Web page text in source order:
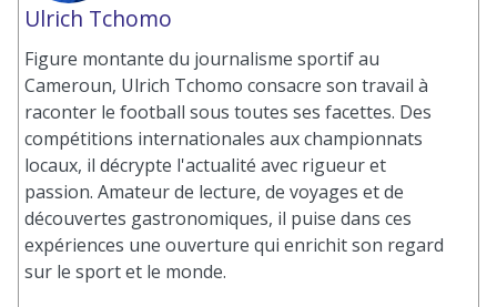
Ulrich Tchomo
Figure montante du journalisme sportif au
Cameroun, Ulrich Tchomo consacre son travail à
raconter le football sous toutes ses facettes. Des
compétitions internationales aux championnats
locaux, il décrypte l'actualité avec rigueur et
passion. Amateur de lecture, de voyages et de
découvertes gastronomiques, il puise dans ces
expériences une ouverture qui enrichit son regard
sur le sport et le monde.